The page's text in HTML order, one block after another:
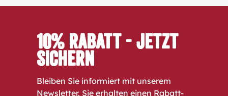
10% Rabatt - Jetzt
sichern
Bleiben Sie informiert mit unserem
Newsletter. Sie erhalten einen Rabatt-